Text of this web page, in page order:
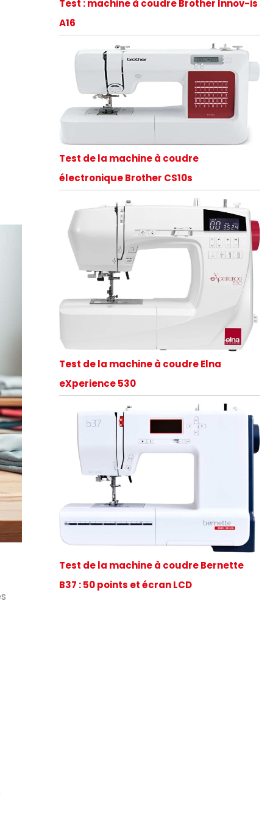
Test : machine à coudre Brother Innov-is
A16
Test de la machine à coudre
électronique Brother CS10s
Test de la machine à coudre Elna
eXperience 530
Test de la machine à coudre Bernette
B37 : 50 points et écran LCD